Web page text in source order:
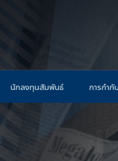
นักลงทุนสัมพันธ์ การกำกั